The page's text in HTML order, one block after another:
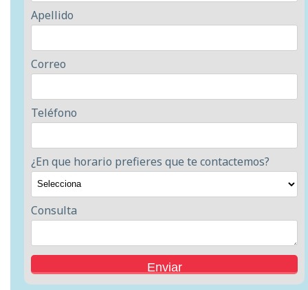
Apellido
Correo
Teléfono
¿En que horario prefieres que te contactemos?
Consulta